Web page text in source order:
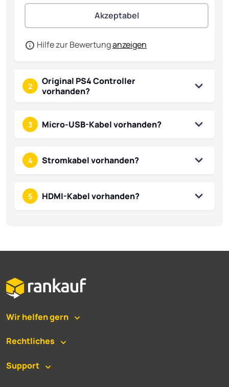
Hilfe zur Bewertunganzeigen
2
Original PS4 Controller
vorhanden?
3 Micro-USB-Kabel vorhanden?
4 Stromkabel vorhanden?
5 HDMI-Kabel vorhanden?
Wir helfen gern
Rechtliches
Support